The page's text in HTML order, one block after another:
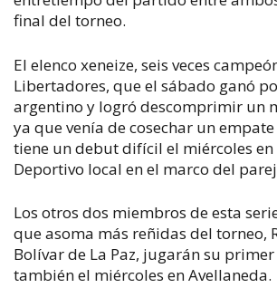
final del torneo.
El elenco xeneize, seis veces
Libertadores, que el sábado ganó
argentino y logró descomprimir un
ya que venía de cosechar un
tiene un debut difícil el miércoles en
Deportivo local en el marco del
Los otros dos miembros de esta
que asoma más reñidas del torneo,
Bolívar de La Paz, jugarán su
también el miércoles en Avellaneda.